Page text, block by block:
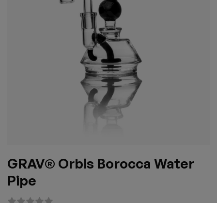
GRAV® Orbis Borocca Water
Pipe